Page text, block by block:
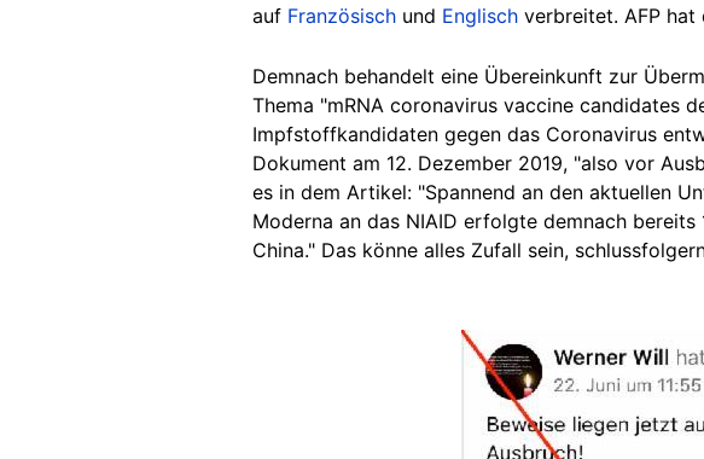
auf Französisch und Englisch verbreitet. AFP hat
Demnach behandelt eine Übereinkunft zur
Thema "mRNA coronavirus vaccine candidates
Impfstoffkandidaten gegen das Coronavirus
Dokument am 12. Dezember 2019, "also vor
es in dem Artikel: "Spannend an den aktuellen
Moderna an das NIAID erfolgte demnach
China." Das könne alles Zufall sein,